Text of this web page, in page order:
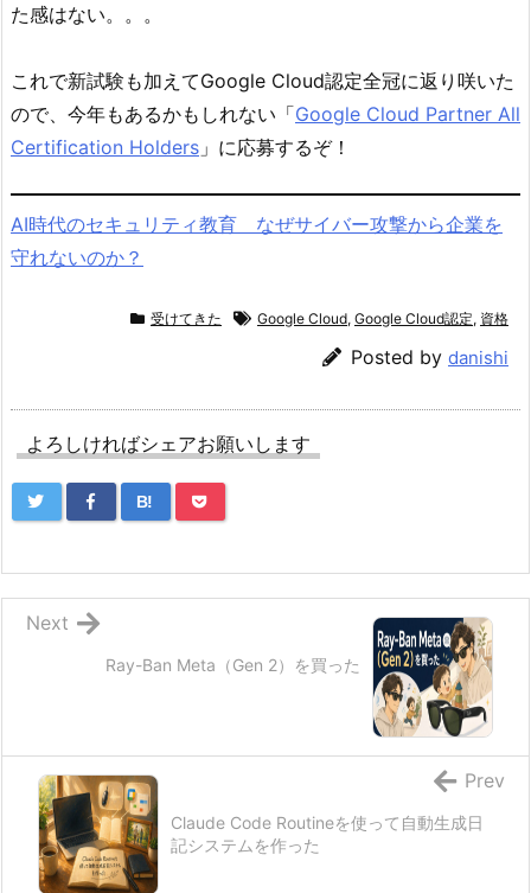
た感はない。。。
これで新試験も加えてGoogle Cloud認定全冠に返り咲いた
ので、今年もあるかもしれない「Google Cloud Partner All
Certification Holders 」に応募するぞ！
AI時代のセキュリティ教育 なぜサイバー攻撃から企業を
守れないのか？
受けてきた Google Cloud, Google Cloud認定, 資格
Posted by danishi
よろしければシェアお願いします
B!
Ray-Ban Meta（Gen 2）を買った
Next
Claude Code Routineを使って自動生成日
記システムを作った
Prev